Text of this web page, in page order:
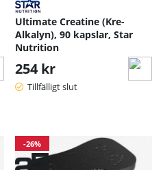
Ultimate Creatine (Kre-
Alkalyn), 90 kapslar, Star
Nutrition
254 kr
Tillfälligt slut
-26%